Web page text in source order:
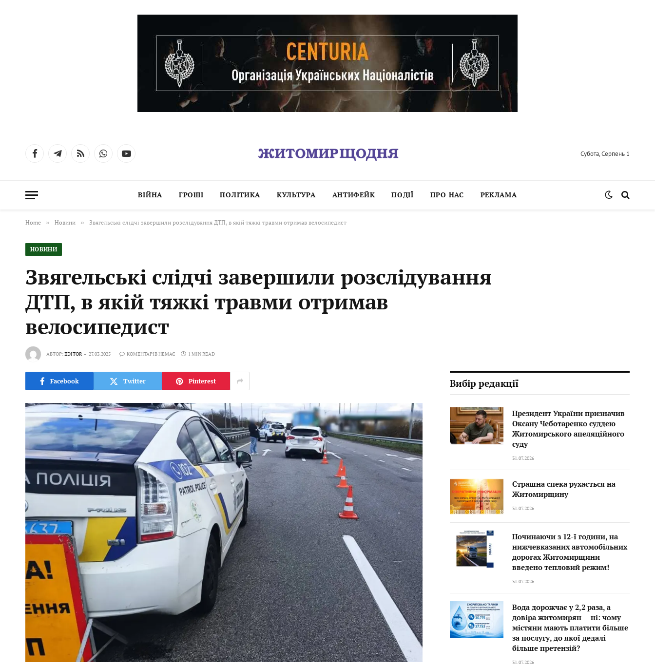
FacebookTelegramRSS WhatsAppYouTube Субота, Серпень 1
ВІЙНА ГРОШІ ПОЛІТИКА КУЛЬТУРА АНТИФЕЙК ПОДІЇ ПРО НАС РЕКЛАМА
Home » Новини » Звягельські слідчі завершили розслідування ДТП, в якій тяжкі травми отримав велосипедист
НОВИНИ
Звягельські слідчі завершили розслідування
ДТП, в якій тяжкі травми отримав
велосипедист
АВТОР:EDITOR 27.03.2025 КОМЕНТАРІВ НЕМАЄ 1 MIN READ
Facebook Twitter Pinterest Вибір редакції
Президент України призначив
Оксану Чеботаренко суддею
Житомирського апеляційного
суду
31.07.2026
Страшна спека рухається на
Житомирщину
31.07.2026
Починаючи з 12-ї години, на
нижчевказаних автомобільних
дорогах Житомирщини
введено тепловий режим!
31.07.2026
Вода дорожчає у 2,2 раза, а
довіра житомирян — ні: чому
містяни мають платити більше
за послугу, до якої дедалі
більше претензій?
31.07.2026